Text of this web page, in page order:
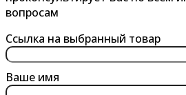
вопросам
Ссылка на выбранный товар
Ваше имя